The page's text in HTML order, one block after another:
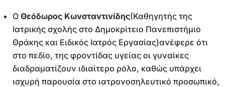
Ο Θεόδωρος Κωνσταντινίδης(Καθηγητής της
Ιατρικής σχολής στο Δημοκρίτειο Πανεπιστήμιο
Θράκης και Ειδικός Ιατρός Εργασίας)ανέφερε ότι
στο πεδίο, της φροντίδας υγείας οι γυναίκες
διαδραματίζουν ιδιαίτερο ρόλο, καθώς υπάρχει
ισχυρή παρουσία στο ιατρονοσηλευτικό προσωπικό,